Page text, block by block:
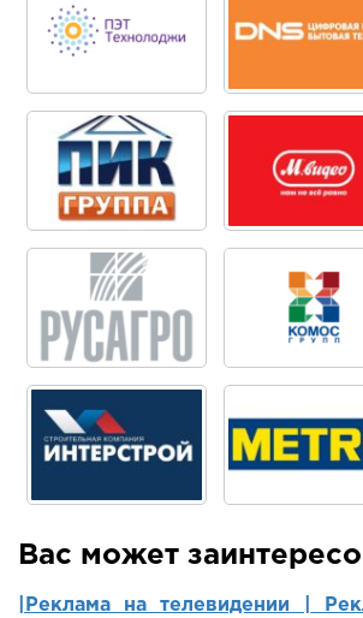
Вас может
|Реклама на телевидении |